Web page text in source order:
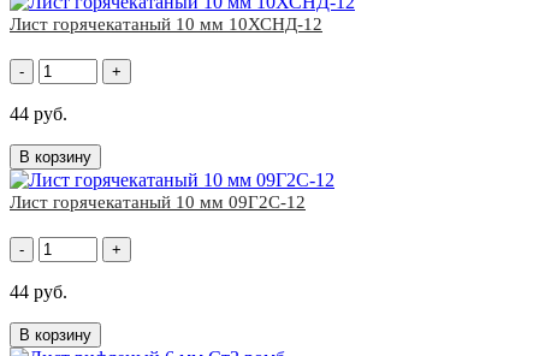
Лист горячекатаный 10 мм 10ХСНД-12
- +
44 руб.
В корзину
Лист горячекатаный 10 мм 09Г2С-12
- +
44 руб.
В корзину